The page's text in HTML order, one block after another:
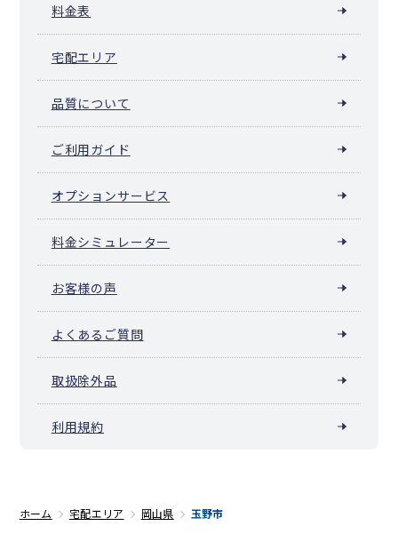
料金表
宅配エリア
品質について
ご利用ガイド
オプションサービス
料金シミュレーター
お客様の声
よくあるご質問
取扱除外品
利用規約
ホーム 宅配エリア 岡山県 玉野市